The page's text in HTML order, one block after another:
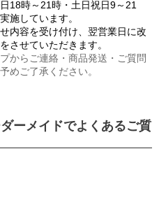
18時～21時・土日祝日9～21
施しています。
内容を受け付け、翌営業日に改
させていただきます。
からご連絡・商品発送・ご質問
めご了承ください。
ーメイドでよくあるご質